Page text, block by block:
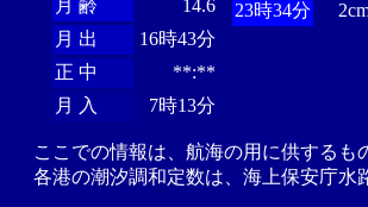
月 齢
14.6
月 出
16時43分
正 中
**:**
月 入
7時13分
23時34分
ここでの情報は、航海の用に供する
各港の潮汐調和定数は、海上保安庁